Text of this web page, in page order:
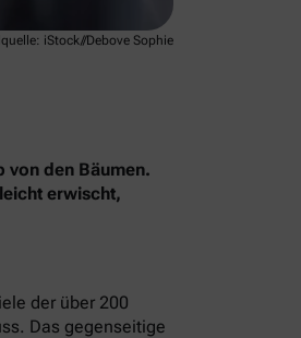
iStock//Debove Sophie
von den Bäumen.
erwischt,
der über 200
Das gegenseitige